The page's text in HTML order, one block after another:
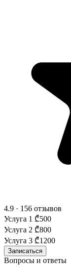
4.9 · 156 отзывов
Услуга 1 ₾500
Услуга 2 ₾800
Услуга 3 ₾1200
Записаться
Вопросы и ответы